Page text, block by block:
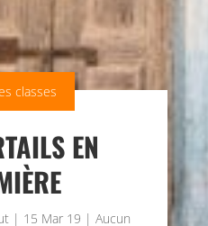
classes
EN
| 15 Mar 19 |Aucun